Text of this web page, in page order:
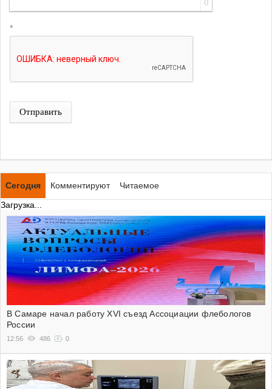
0
*
Отправить
Сегодня Комментируют
Читаемое
Загрузка...
В Самаре начал работу XVI съезд Ассоциации флебологов
России
12:56 486 0